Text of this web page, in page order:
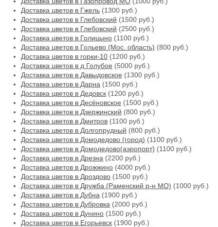
Доставка цветов в Гжель (1300 руб.)
Доставка цветов в Глебовский (1500 руб.)
Доставка цветов в Глебовский (2500 руб.)
Доставка цветов в Голицыно (1100 руб.)
Доставка цветов в Гольево (Мос. область) (800 руб.)
Доставка цветов в горки-10 (1200 руб.)
Доставка цветов в д Голубое (5000 руб.)
Доставка цветов в Давыдовское (1300 руб.)
Доставка цветов в Дарна (1500 руб.)
Доставка цветов в Дедовск (1200 руб.)
Доставка цветов в Десёновское (1500 руб.)
Доставка цветов в Дзержинский (800 руб.)
Доставка цветов в Дмитров (1100 руб.)
Доставка цветов в Долгопрудный (800 руб.)
Доставка цветов в Домодедово (город) (1100 руб.)
Доставка цветов в Домодедово(аэропорт) (1100 руб.)
Доставка цветов в Дрезна (2200 руб.)
Доставка цветов в Дрожжино (4000 руб.)
Доставка цветов в Дроздово (1500 руб.)
Доставка цветов в Дружба (Раменский р-н МО) (1000 руб.)
Доставка цветов в Дубна (1900 руб.)
Доставка цветов в Дубровка (2000 руб.)
Доставка цветов в Дунино (1500 руб.)
Доставка цветов в Егорьевск (1900 руб.)